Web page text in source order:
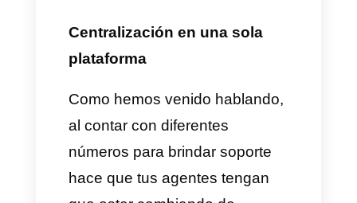
manera se gestiona todo de
forma separada pero al mismo
estar abriendo dos WhatsApp
diferentes, dos teléfonos
diferentes o dos cuentas